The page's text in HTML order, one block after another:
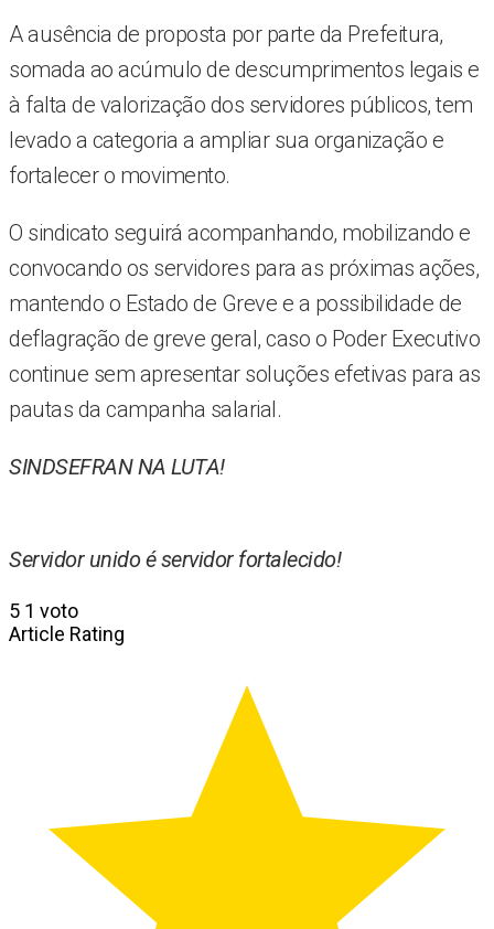
A ausência de proposta por parte da Prefeitura,
somada ao acúmulo de descumprimentos legais e
à falta de valorização dos servidores públicos, tem
levado a categoria a ampliar sua organização e
fortalecer o movimento.
O sindicato seguirá acompanhando, mobilizando e
convocando os servidores para as próximas ações,
mantendo o Estado de Greve e a possibilidade de
deflagração de greve geral, caso o Poder Executivo
continue sem apresentar soluções efetivas para as
pautas da campanha salarial.
SINDSEFRAN NA LUTA!
Servidor unido é servidor fortalecido!
5 1 voto
Article Rating